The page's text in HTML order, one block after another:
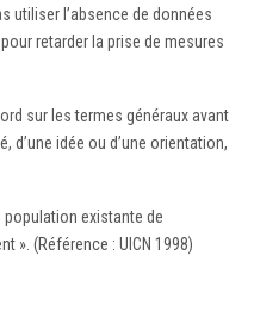
utiliser l’absence de données
retarder la prise de mesures
sur les termes généraux avant
d’une idée ou d’une orientation,
existante de
». (Référence : UICN 1998)